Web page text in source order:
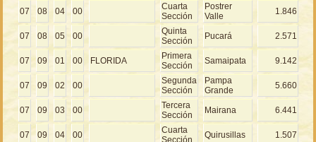
07 08 04 00
Cuarta
Sección
Postrer
Valle
1.846
07 08 05 00
Quinta
Sección
Pucará 2.571
07 09 01 00 FLORIDA
Primera
Sección
Samaipata 9.142
07 09 02 00
Segunda
Sección
Pampa
Grande
5.660
07 09 03 00
Tercera
Sección
Mairana 6.441
07 09 04 00
Cuarta
Sección
Quirusillas 1.507